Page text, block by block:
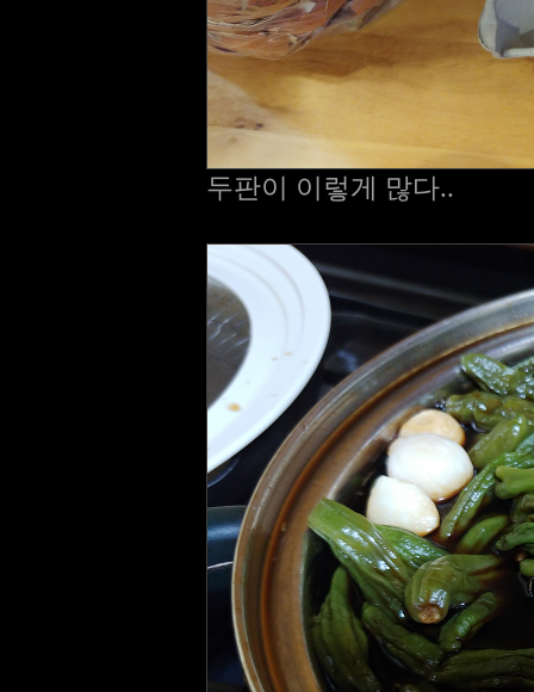
두판이 이렇게 많다..